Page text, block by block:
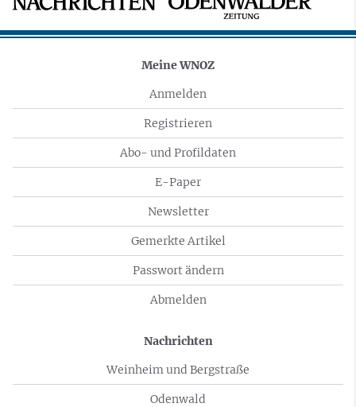
Meine WNOZ
Anmelden
Registrieren
Abo- und Profildaten
E-Paper
Newsletter
Gemerkte Artikel
Passwort ändern
Abmelden
Nachrichten
Weinheim und Bergstraße
Odenwald